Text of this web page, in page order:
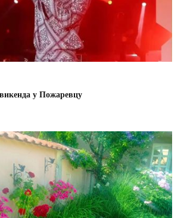
у Пожаревцу